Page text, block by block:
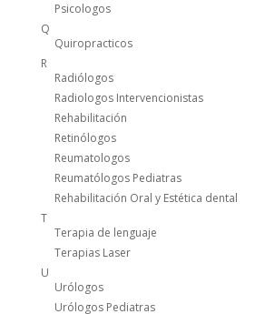
Psicologos
Q
Quiropracticos
R
Radiólogos
Radiologos Intervencionistas
Rehabilitación
Retinólogos
Reumatologos
Reumatólogos Pediatras
Rehabilitación Oral y Estética dental
T
Terapia de lenguaje
Terapias Laser
U
Urólogos
Urólogos Pediatras